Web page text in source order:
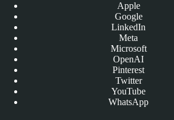
Apple
Google
LinkedIn
Meta
Microsoft
OpenAI
Pinterest
Twitter
YouTube
WhatsApp